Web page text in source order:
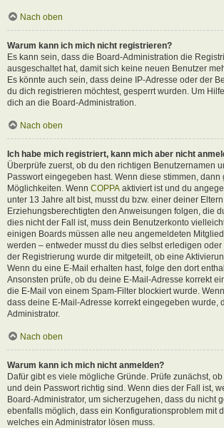
Nach oben
Warum kann ich mich nicht registrieren?
Es kann sein, dass die Board-Administration die
ausgeschaltet hat, damit sich keine neuen Benutzer
Es könnte auch sein, dass deine IP-Adresse oder der
du dich registrieren möchtest, gesperrt wurden. Um
dich an die Board-Administration.
Nach oben
Ich habe mich registriert, kann mich aber nicht
Überprüfe zuerst, ob du den richtigen Benutzernamen
Passwort eingegeben hast. Wenn diese stimmen, dann
Möglichkeiten. Wenn COPPA aktiviert ist und du
unter 13 Jahre alt bist, musst du bzw. einer deiner
Erziehungsberechtigten den Anweisungen folgen, die
dies nicht der Fall ist, muss dein Benutzerkonto
einigen Boards müssen alle neu angemeldeten
werden – entweder musst du dies selbst erledigen oder
der Registrierung wurde dir mitgeteilt, ob eine
Wenn du eine E-Mail erhalten hast, folge den dort
Ansonsten prüfe, ob du deine E-Mail-Adresse korrekt
die E-Mail von einem Spam-Filter blockiert wurde.
dass deine E-Mail-Adresse korrekt eingegeben wurde,
Administrator.
Nach oben
Warum kann ich mich nicht anmelden?
Dafür gibt es viele mögliche Gründe. Prüfe zunächst,
und dein Passwort richtig sind. Wenn dies der Fall ist,
Board-Administrator, um sicherzugehen, dass du nicht
ebenfalls möglich, dass ein Konfigurationsproblem mit
welches ein Administrator lösen muss.